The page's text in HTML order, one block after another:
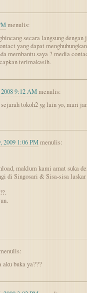
menulis:
secara langsung dengan
yang dapat menghubungkan
membantu saya ? media
terimakasih.
9:12 AMmenulis:
tokoh2 yg lain yo, mari
2009 1:06 PMmenulis:
maklum kami amat suka
di Singosari & Sisa-sisa laskar
buka ya???